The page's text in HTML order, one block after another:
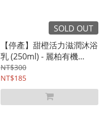
SOLD OUT
【停產】甜橙活力滋潤沐浴
乳 (250ml) - 麗柏有機
neobio
NT$300
NT$185